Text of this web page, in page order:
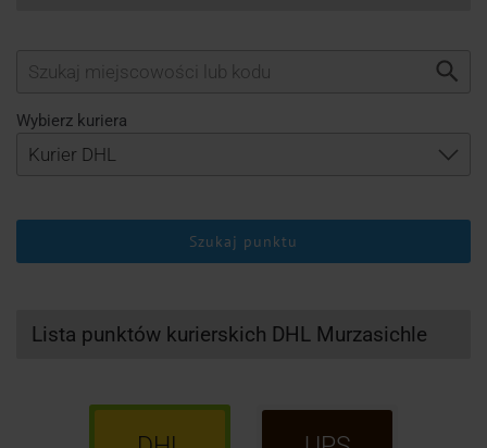
Wybierz kuriera
Szukaj punktu
Lista punktów kurierskich DHL Murzasichle